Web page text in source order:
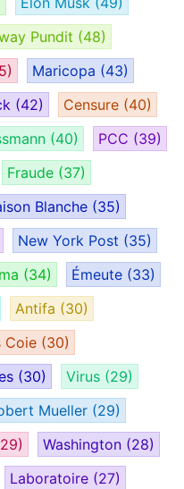
Pundit (48)
Maricopa (43)
(42) Censure (40)
(40) PCC (39)
Fraude (37)
Blanche (35)
New York Post (35)
(34) Émeute (33)
Antifa (30)
Coie (30)
(30) Virus (29)
Mueller (29)
Washington (28)
Laboratoire (27)